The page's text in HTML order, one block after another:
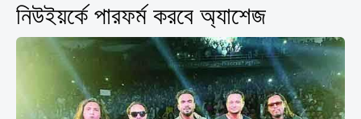
নিউইয়র্কে পারফর্ম করবে অ্যাশেজ